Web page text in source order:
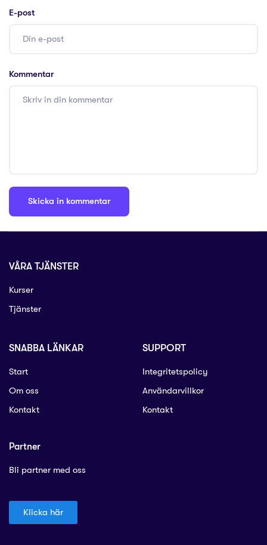
E-post
Kommentar
VÅRA TJÄNSTER
Kurser
Tjänster
SNABBA LÄNKAR
Start
Om oss
Kontakt
SUPPORT
Integritetspolicy
Användarvillkor​
Kontakt
Partner
Bli partner med oss
Klicka här